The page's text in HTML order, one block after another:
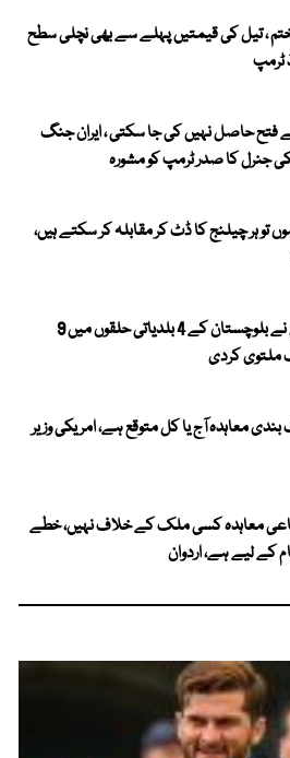
، تیل کی قیمتیں پہلے سے بھی نچلی سطح
ٹرمپ
حاصل نہیں کی جا سکتی ، ایران جنگ
جنرل کا صدر ٹرمپ کو مشورہ
تو ہر چیلنج کا ڈٹ کر مقابلہ کر سکتے ہیں،
الیکشن کمیشن نے بلوچستان کے 4 بلدیاتی حلقوں میں 9
ملتوی کردی
بندی معاہدہ آج یا کل متوقع ہے، امریکی وزیر
معاہدہ کسی ملک کے خلاف نہیں، خطے
کے لیے ہے، اردوان